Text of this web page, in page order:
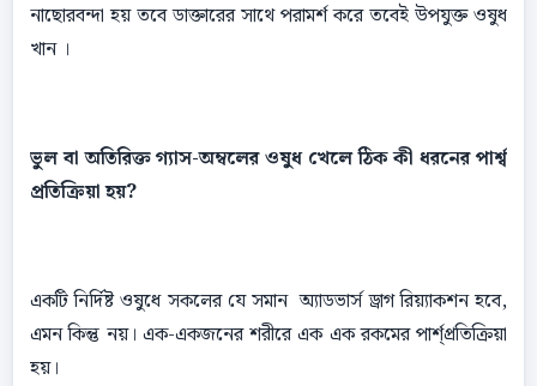
নাছোরবন্দা হয় তবে ডাক্তারের সাথে পরামর্শ করে তবেই উপযুক্ত ওষুধ
খান ।
ভুল বা অতিরিক্ত গ্যাস-অম্বলের ওষুধ খেলে ঠিক কী ধরনের পার্শ্ব
প্রতিক্রিয়া হয়?
একটি নির্দিষ্ট ওষুধে সকলের যে সমান অ্যাডভার্স ড্রাগ রিয়্যাকশন হবে,
এমন কিন্তু নয়। এক-একজনের শরীরে এক এক রকমের পার্শ্প্রতিক্রিয়া
হয়।